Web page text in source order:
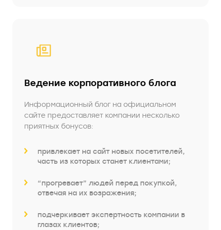
Ведение корпоративного блога
Информационный блог на официальном
сайте предоставляет компании несколько
приятных бонусов:
привлекает на сайт новых посетителей,
часть из которых станет клиентами;
“прогревает” людей перед покупкой,
отвечая на их возражения;
подчеркивает экспертность компании в
глазах клиентов;